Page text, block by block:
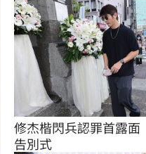
修杰楷閃兵認罪首露面
告別式